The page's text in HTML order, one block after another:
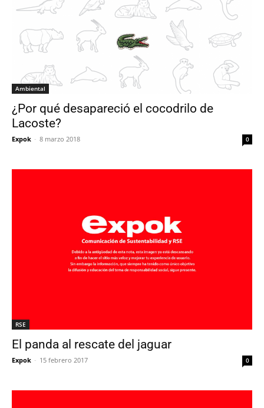
Ambiental
¿Por qué desapareció el cocodrilo de
Lacoste?
Expok - 8 marzo 2018 0
RSE
El panda al rescate del jaguar
Expok - 15 febrero 2017 0